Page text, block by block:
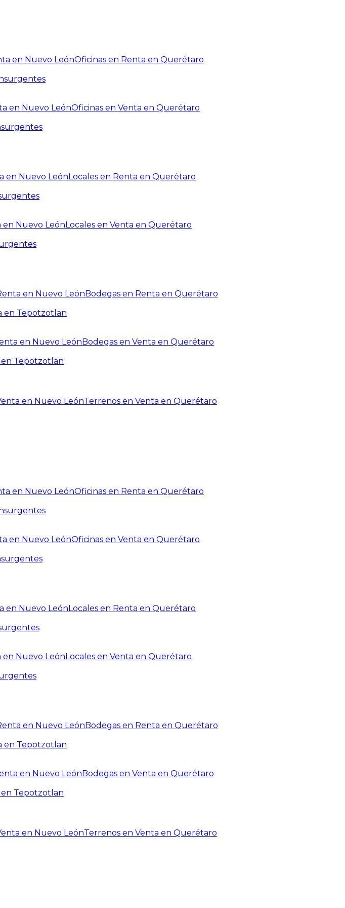
en Nuevo LeónOficinas en Renta en Querétaro
en Nuevo LeónOficinas en Venta en Querétaro
en Nuevo LeónLocales en Renta en Querétaro
en Nuevo LeónLocales en Venta en Querétaro
en Nuevo LeónBodegas en Renta en Querétaro
en Tepotzotlan
en Nuevo LeónBodegas en Venta en Querétaro
en Tepotzotlan
en Nuevo LeónTerrenos en Venta en Querétaro
en Nuevo LeónOficinas en Renta en Querétaro
en Nuevo LeónOficinas en Venta en Querétaro
en Nuevo LeónLocales en Renta en Querétaro
en Nuevo LeónLocales en Venta en Querétaro
en Nuevo LeónBodegas en Renta en Querétaro
en Tepotzotlan
en Nuevo LeónBodegas en Venta en Querétaro
en Tepotzotlan
en Nuevo LeónTerrenos en Venta en Querétaro